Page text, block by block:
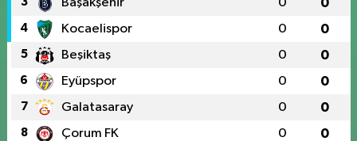
4 Kocaelispor 0 0
5 Beşiktaş 0 0
6 Eyüpspor 0 0
7 Galatasaray 0 0
8 Çorum FK 0 0